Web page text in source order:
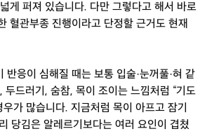
게 퍼져 있습니다. 다만 그렇다고 해서 바로
혈관부종 진행이라고 단정할 근거도 현재
반응이 심해질 때는 보통 입술·눈꺼풀·혀 같
두드러기, 숨참, 목이 조이는 느낌처럼 “기도
가 많습니다. 지금처럼 목이 아프고 잠기
당김은 알레르기보다는 여러 요인이 겹쳤